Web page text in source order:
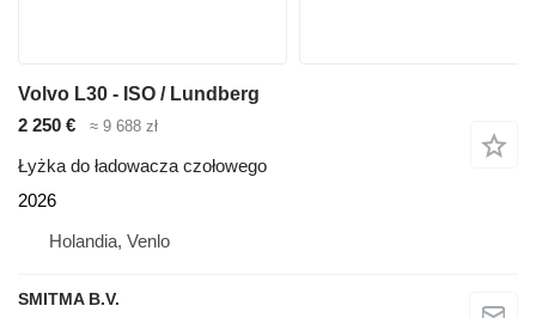
Volvo L30 - ISO / Lundberg
2 250 €
≈ 9 688 zł
Łyżka do ładowacza czołowego
2026
Holandia, Venlo
SMITMA B.V.